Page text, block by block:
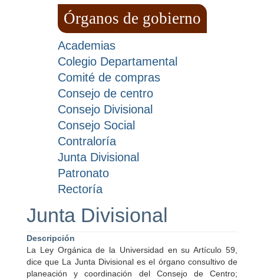
Junta Divisional
Descripción
La Ley Orgánica de la Universidad en su Artículo 59,
dice que La Junta Divisional es el órgano consultivo de
planeación y coordinación del Consejo de Centro;
Órganos de gobierno
Academias
Colegio Departamental
Comité de compras
Consejo de centro
Consejo Divisional
Consejo Social
Contraloría
Junta Divisional
Patronato
Rectoría